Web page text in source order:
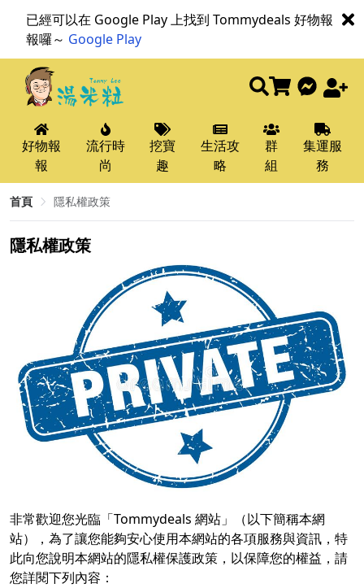
已經可以在 Google Play 上找到 Tommydeals 好物報
報囉～ Google Play
好物報
報
流行時
尚
挖寶
趣
生活攻
略
群
組
集運服
務
首頁 隱私權政策
隱私權政策
非常歡迎您光臨「Tommydeals 網站」（以下簡稱本網
站），為了讓您能夠安心使用本網站的各項服務與資訊，特
此向您說明本網站的隱私權保護政策，以保障您的權益，請
您詳閱下列內容：